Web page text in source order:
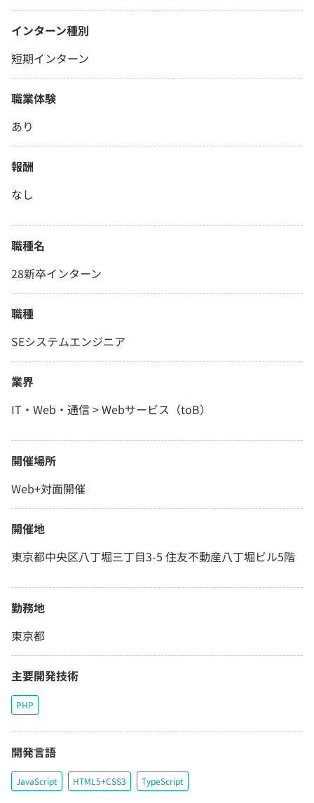
インターン種別
短期インターン
職業体験
あり
報酬
なし
職種名
28新卒インターン
職種
SEシステムエンジニア
業界
IT・Web・通信 > Webサービス（toB）
開催場所
Web+対面開催
開催地
東京都中央区八丁堀三丁目3-5 住友不動産八丁堀ビル5階
勤務地
東京都
主要開発技術
PHP
開発言語
JavaScript HTML5+CSS3 TypeScript